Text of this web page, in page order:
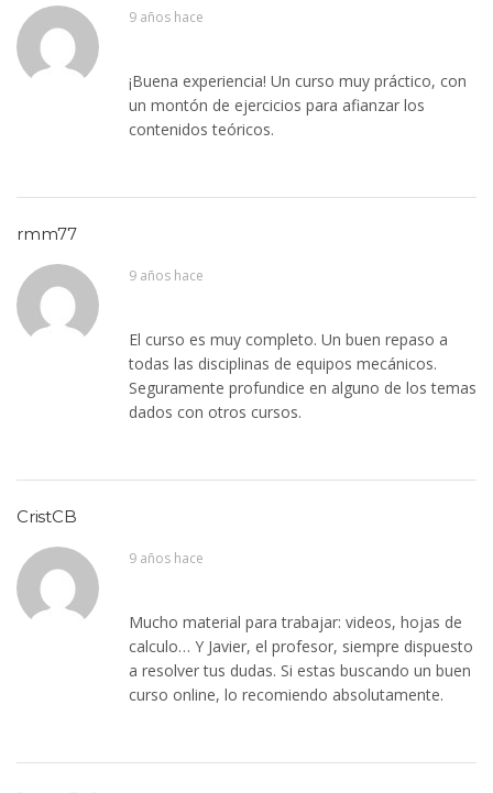
9 años hace
¡Buena experiencia! Un curso muy práctico, con
un montón de ejercicios para afianzar los
contenidos teóricos.
rmm77
9 años hace
El curso es muy completo. Un buen repaso a
todas las disciplinas de equipos mecánicos.
Seguramente profundice en alguno de los temas
dados con otros cursos.
CristCB
9 años hace
Mucho material para trabajar: videos, hojas de
calculo… Y Javier, el profesor, siempre dispuesto
a resolver tus dudas. Si estas buscando un buen
curso online, lo recomiendo absolutamente.